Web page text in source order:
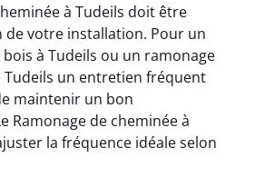
à Tudeils doit être
de votre installation. Pour un
à Tudeils ou un ramonage
Tudeils un entretien fréquent
maintenir un bon
Ramonage de cheminée à
la fréquence idéale selon